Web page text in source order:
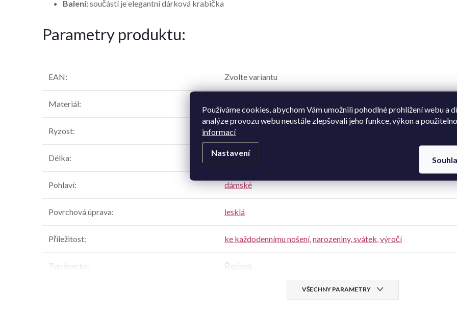
Používáme cookies, abychom Vám umožnili pohodlné prohlížení webu a
analýze provozu webu neustále zlepšovali jeho funkce, výkon a
informací
Nastavení
Balení:součástí je elegantní dárková krabička
Parametry produktu:
EAN: Zvolte variantu
Materiál:
Ryzost: 585/1000
Délka: 60 cm
Pohlaví: dámské
Povrchová úprava: lesklá
Příležitost: ke každodennímu nošení,narozeniny, svátek,výročí
Typ šperku Řetízek
VŠECHNY PARAMETRY